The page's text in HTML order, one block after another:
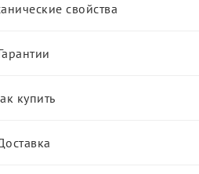
свойства
купить